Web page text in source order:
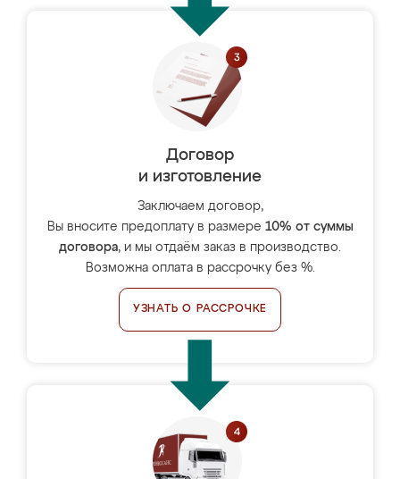
Договор
и изготовление
Заключаем договор,
Вы вносите предоплату в размере 10% от суммы
договора, и мы отдаём заказ в производство.
Возможна оплата в рассрочку без %.
УЗНАТЬ О РАССРОЧКЕ